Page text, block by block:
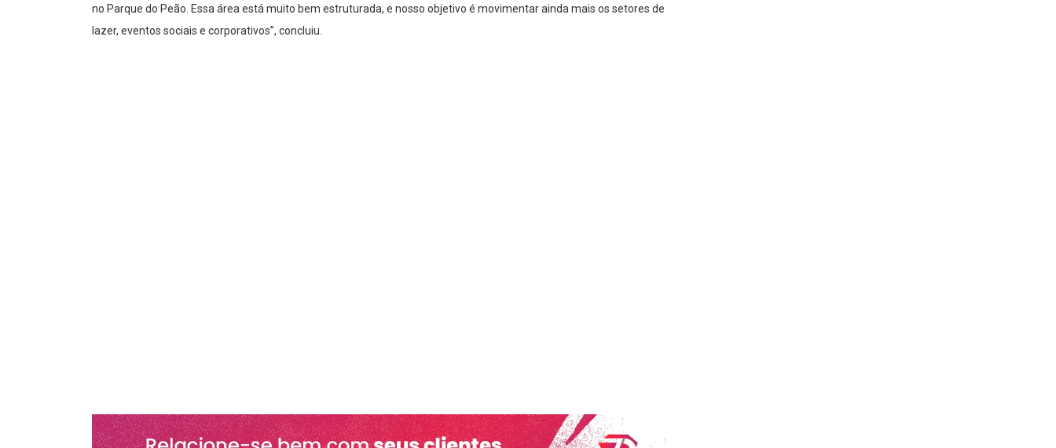
no Parque do Peão. Essa área está muito bem estruturada, e nosso objetivo é movimentar ainda mais os setores de
lazer, eventos sociais e corporativos”, concluiu.